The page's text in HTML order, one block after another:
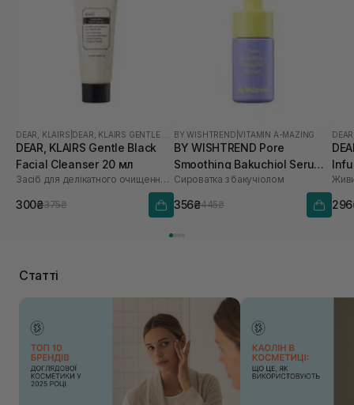
DEAR, KLAIRS
DEAR, KLAIRS Gentle Black
Facial Cleanser 20 мл
Засіб для делікатного очищення обличчя
300₴375₴
BY WISHTREND |VITAMIN A-MAZING
BY WISHTREND Pore
Smoothing Bakuchiol Serum
10 мл
Сироватка з бакучіолом
356₴445₴
Статті